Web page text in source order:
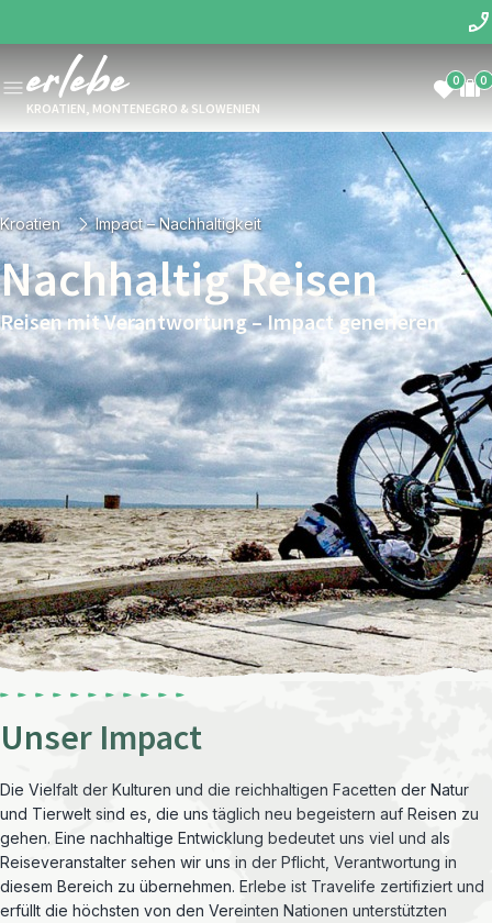
KROATIEN, MONTENEGRO & SLOWENIEN
0 0
Kroatien Impact – Nachhaltigkeit
Nachhaltig Reisen
Reisen mit Verantwortung – Impact generieren
Unser Impact
Die Vielfalt der Kulturen und die reichhaltigen Facetten der Natur
und Tierwelt sind es, die uns täglich neu begeistern auf Reisen zu
gehen. Eine nachhaltige Entwicklung bedeutet uns viel und als
Reiseveranstalter sehen wir uns in der Pflicht, Verantwortung in
diesem Bereich zu übernehmen. Erlebe ist Travelife zertifiziert und
erfüllt die höchsten von den Vereinten Nationen unterstützten